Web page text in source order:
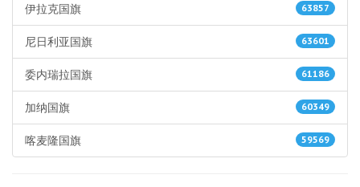
63857
伊拉克国旗
63601
尼日利亚国旗
61186
委内瑞拉国旗
60349
加纳国旗
59569
喀麦隆国旗